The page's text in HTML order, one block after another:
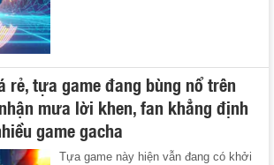
rẻ, tựa game đang bùng nổ trên
mưa lời khen, fan khẳng định
game gacha
Tựa game này hiện vẫn đang có khởi